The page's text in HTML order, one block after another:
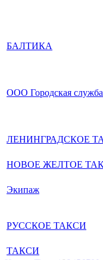
БАЛТИКА
ООО Городская служба
ЛЕНИНГРАДСКОЕ
НОВОЕ ЖЕЛТОЕ
Экипаж
РУССКОЕ ТАКСИ
ТАКСИ